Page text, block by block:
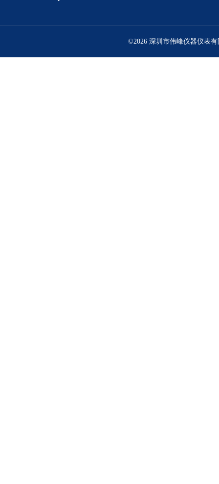
©2026 深圳市伟峰仪器仪表